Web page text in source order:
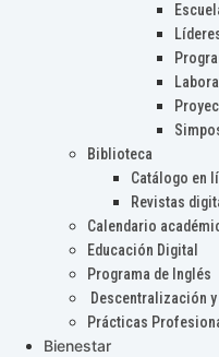
Biblioteca
Catálogo en
Revistas
Calendario
Educación Digital
Programa de Inglés
Descentralización
Prácticas
Bienestar